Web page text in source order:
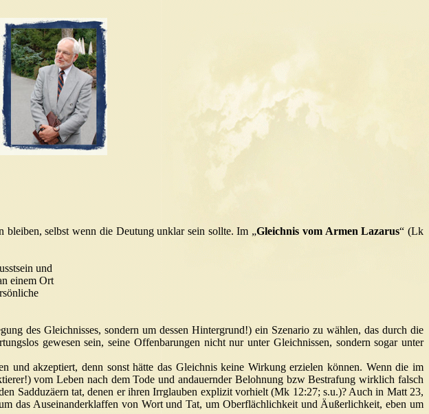
bleiben, selbst wenn die Deutung unklar sein sollte. Im „Gleichnis vom Armen Lazarus“ (Lk
und
einem Ort
des Gleichnisses, sondern um dessen Hintergrund!) ein Szenario zu wählen, das durch die
gewesen sein, seine Offenbarungen nicht nur unter Gleichnissen, sondern sogar unter
und akzeptiert, denn sonst hätte das Gleichnis keine Wirkung erzielen können. Wenn die im
vom Leben nach dem Tode und andauernder Belohnung bzw Bestrafung wirklich falsch
Sadduzäern tat, denen er ihren Irrglauben explizit vorhielt (Mk 12:27; s.u.)? Auch in Matt 23,
das Auseinanderklaffen von Wort und Tat, um Oberflächlichkeit und Äußerlichkeit, eben um